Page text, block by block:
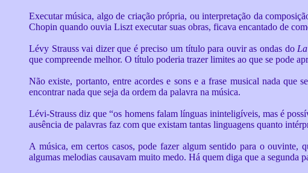
Executar música, algo de criação própria, ou interpretação da
Chopin quando ouvia Liszt executar suas obras, ficava encantado de
Lévy Strauss vai dizer que é preciso um título para ouvir as ondas do
que compreende melhor. O título poderia trazer limites ao que se pode
Não existe, portanto, entre acordes e sons e a frase musical nada que
encontrar nada que seja da ordem da palavra na música.
Lévi-Strauss diz que “os homens falam línguas ininteligíveis, mas é
ausência de palavras faz com que existam tantas linguagens quanto
A música, em certos casos, pode fazer algum sentido para o ouvinte,
algumas melodias causavam muito medo. Há quem diga que a